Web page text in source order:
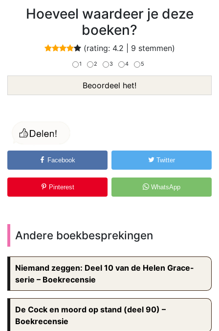
Hoeveel waardeer je deze
boeken?
(rating: 4.2 9 stemmen)
1 2 3 4 5
Beoordeel het!
Facebook Twitter
Pinterest WhatsApp
Andere boekbesprekingen
Niemand zeggen: Deel 10 van de Helen Grace-
serie – Boekrecensie
De Cock en moord op stand (deel 90) –
Boekrecensie